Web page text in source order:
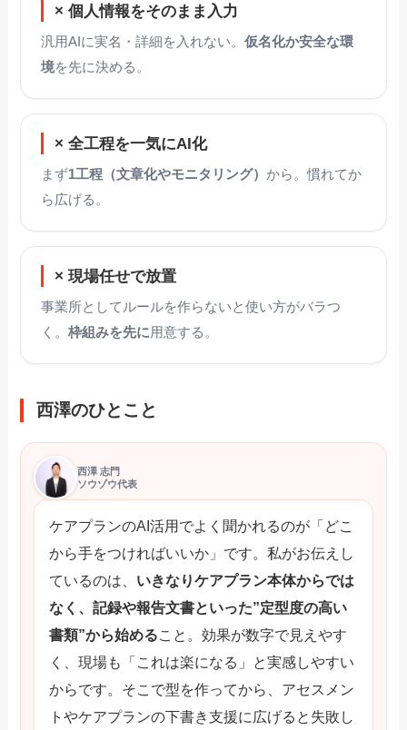
× 個人情報をそのまま入力
汎用AIに実名・詳細を入れない。仮名化か安全な環
境を先に決める。
× 全工程を一気にAI化
まず1工程（文章化やモニタリング） から。慣れてか
ら広げる。
× 現場任せで放置
事業所としてルールを作らないと使い方がバラつ
く。枠組みを先に用意する。
西澤のひとこと
西澤 志門
ソウゾウ代表
ケアプランのAI活用でよく聞かれるのが「どこ
から手をつければいいか」です。私がお伝えし
ているのは、 いきなりケアプラン本体からでは
なく、記録や報告文書といった”定型度の高い
書類”から始めること。効果が数字で見えやす
く、現場も「これは楽になる」と実感しやすい
からです。そこで型を作ってから、アセスメン
トやケアプランの下書き支援に広げると失敗し